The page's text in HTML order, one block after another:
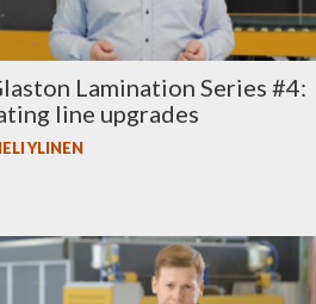
Lamination Series #4:
line upgrades
YLINEN